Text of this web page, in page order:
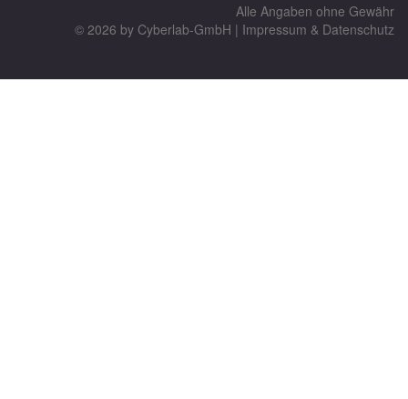
Alle Angaben ohne Gewähr
© 2026 by Cyberlab-GmbH | Impressum & Datenschutz